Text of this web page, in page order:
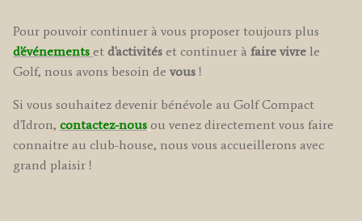
Pour pouvoir continuer à vous proposer toujours plus
d'événements et d'activités et continuer à faire vivre le
Golf, nous avons besoin de vous !
Si vous souhaitez devenir bénévole au Golf Compact
d'Idron, contactez-nous ou venez directement vous faire
connaitre au club-house, nous vous accueillerons avec
grand plaisir !